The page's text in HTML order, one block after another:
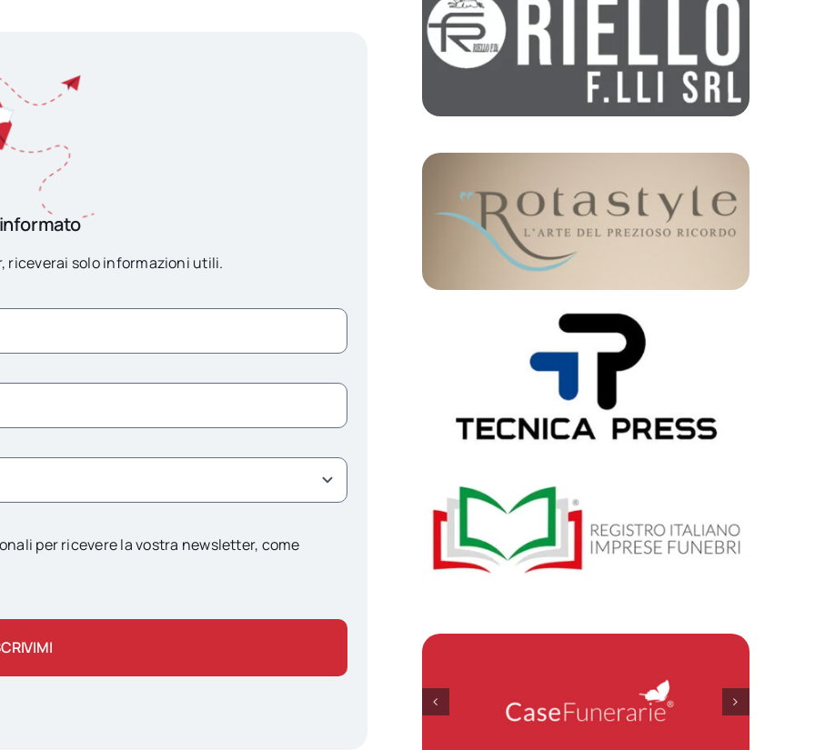
riceverai solo informazioni utili.
per ricevere la vostra newsletter, come